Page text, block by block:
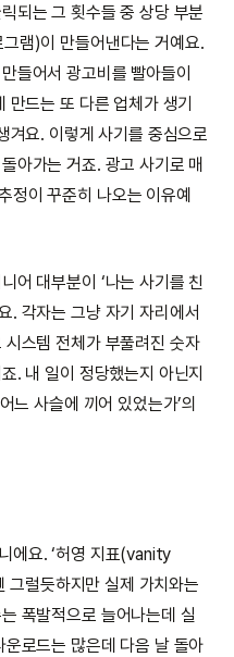
되는 그 횟수들 중 상당 부분
램)이 만들어낸다는 거예요.
들어서 광고비를 빨아들이
만드는 또 다른 업체가 생기
겨요. 이렇게 사기를 중심으로
아가는 거죠. 광고 사기로 매
정이 꾸준히 나오는 이유예
어 대부분이 ‘나는 사기를 친
. 각자는 그냥 자기 자리에서
스템 전체가 부풀려진 숫자
. 내 일이 정당했는지 아닌지
느 사슬에 끼어 있었는가’의
에요. ‘허영 지표(vanity
럴듯하지만 실제 가치와는
폭발적으로 늘어나는데 실
로드는 많은데 다음 날 돌아